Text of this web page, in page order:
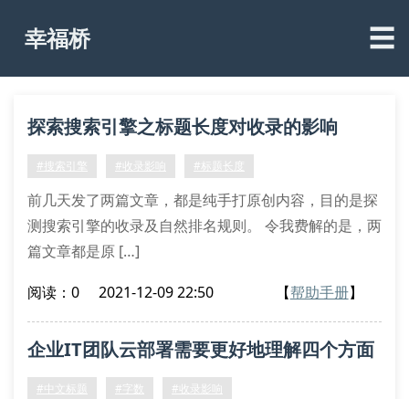
幸福桥 ☰
探索搜索引擎之标题长度对收录的影响
#搜索引擎 #收录影响 #标题长度
前几天发了两篇文章，都是纯手打原创内容，目的是探
测搜索引擎的收录及自然排名规则。 令我费解的是，两
篇文章都是原 […]
阅读：0 2021-12-09 22:50 【帮助手册】
企业IT团队云部署需要更好地理解四个方面
从网络到云端的细微洞察可以产生重大影响
#中文标题 #字数 #收录影响